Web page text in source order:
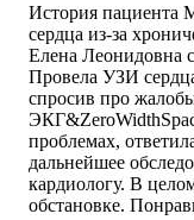
История пациента
сердца из-за
Елена Леонидовна
Провела УЗИ
спросив про
проблемах,
дальнейшее
кардиологу. В
обстановке.